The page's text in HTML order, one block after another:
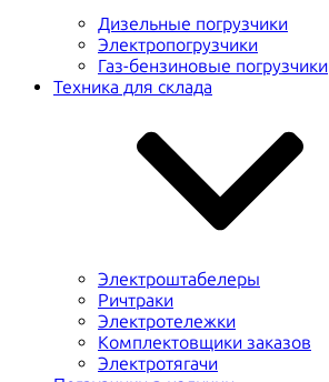
Дизельные погрузчики
Электропогрузчики
Газ-бензиновые погрузчики
Техника для склада
Электроштабелеры
Ричтраки
Электротележки
Комплектовщики заказов
Электротягачи